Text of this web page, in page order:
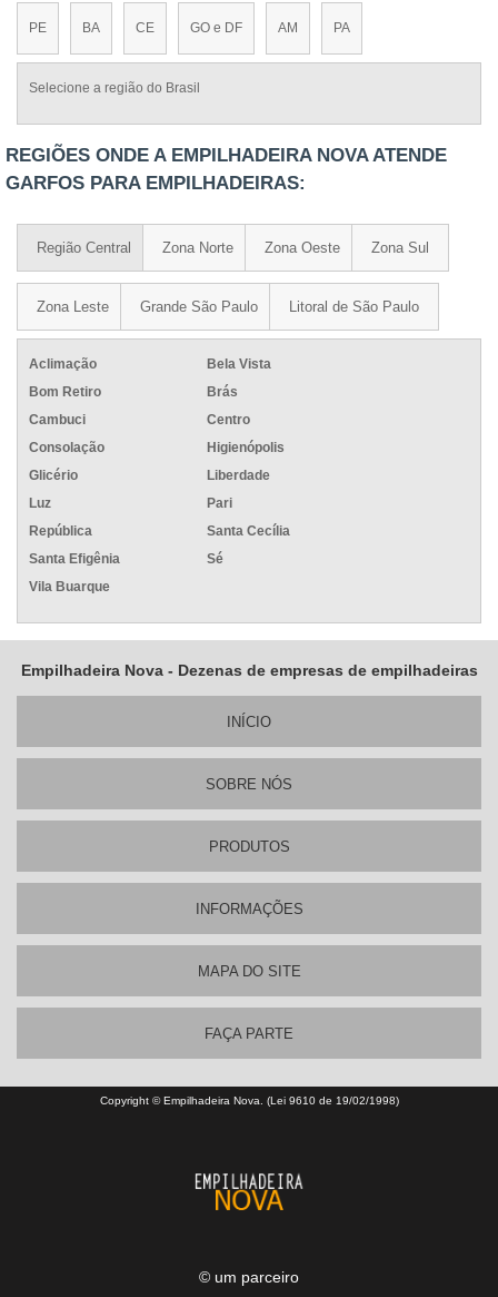
PE BA CE GO e DF AM PA
Selecione a região do Brasil
REGIÕES ONDE A EMPILHADEIRA NOVA ATENDE
GARFOS PARA EMPILHADEIRAS:
Região Central Zona Norte Zona Oeste Zona Sul
Zona Leste Grande São Paulo Litoral de São Paulo
Aclimação
Bela Vista
Bom Retiro
Brás
Cambuci
Centro
Consolação
Higienópolis
Glicério
Liberdade
Luz
Pari
República
Santa Cecília
Santa Efigênia
Sé
Vila Buarque
Empilhadeira Nova - Dezenas de empresas de empilhadeiras
INÍ­CIO
SOBRE NÓS
PRODUTOS
INFORMAÇÕES
MAPA DO SITE
FAÇA PARTE
Copyright © Empilhadeira Nova. (Lei 9610 de 19/02/1998)
© um parceiro